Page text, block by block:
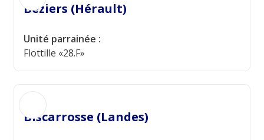
Béziers (Hérault)
Unité parrainée :
Flottille «28.F»
Biscarrosse (Landes)